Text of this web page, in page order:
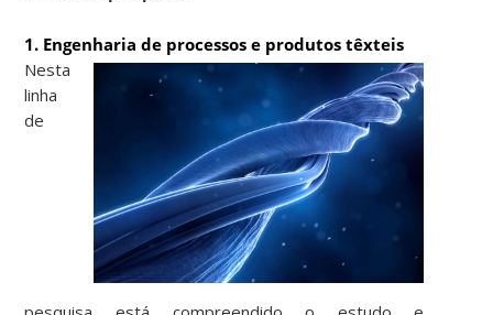
1. Engenharia de processos e produtos têxteis
Nesta
linha
de